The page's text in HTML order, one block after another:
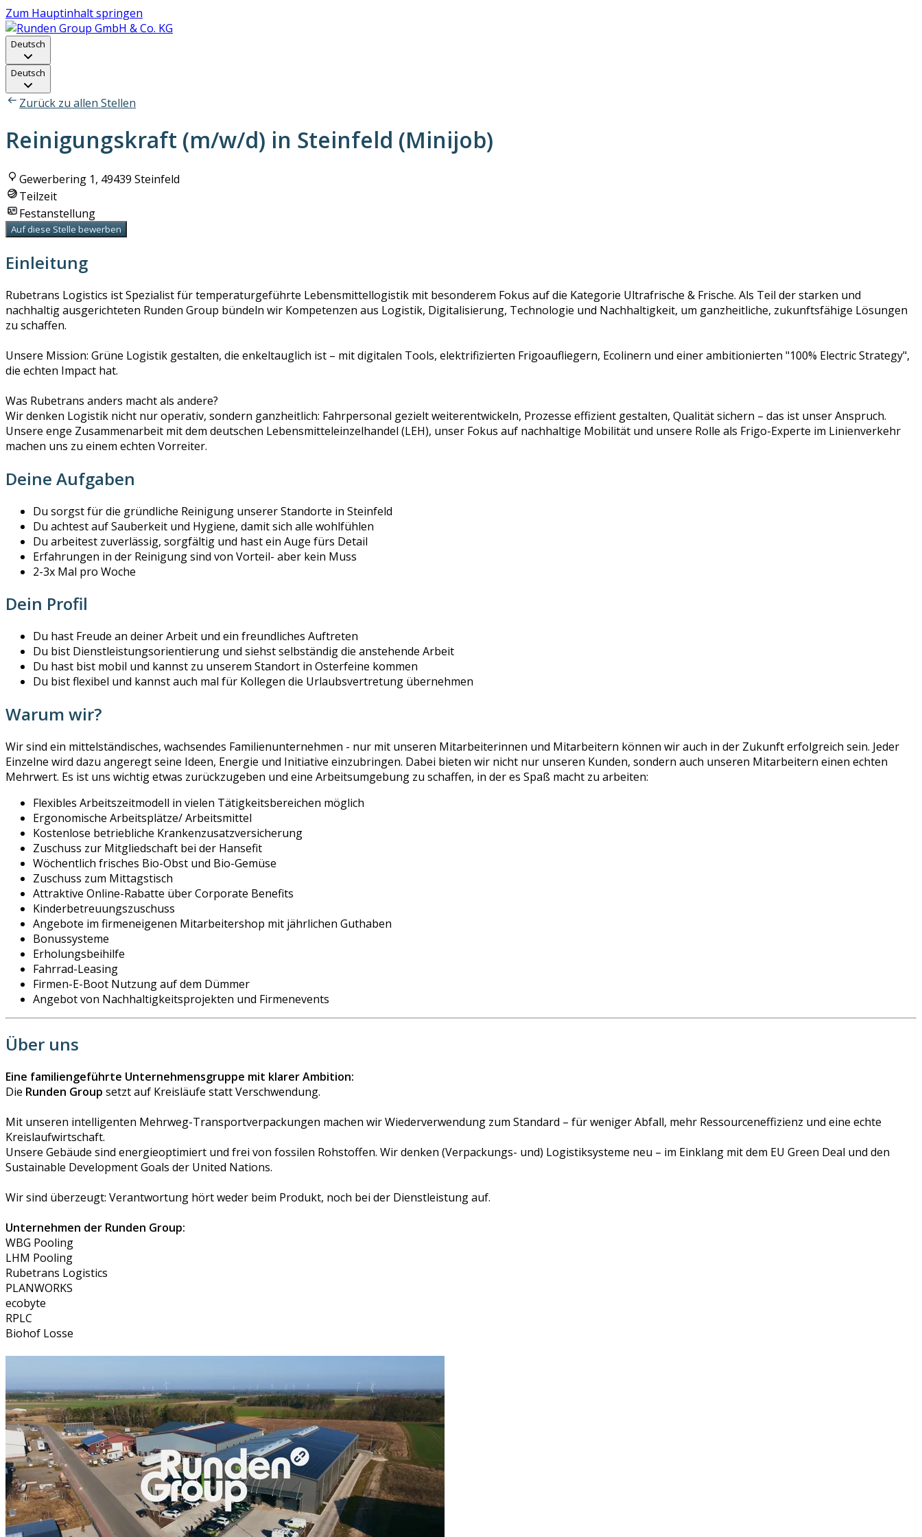
Zum Hauptinhalt springen
Deutsch
Deutsch
Zurück zu allen Stellen
Reinigungskraft (m/w/d) in Steinfeld (Minijob)
Gewerbering 1, 49439 Steinfeld
Teilzeit
Festanstellung
Auf diese Stelle bewerben
Einleitung
Rubetrans Logistics ist Spezialist für temperaturgeführte Lebensmittellogistik mit besonderem Fokus auf die Kategorie Ultrafrische & Frische. Als Teil der starken und
nachhaltig ausgerichteten Runden Group bündeln wir Kompetenzen aus Logistik, Digitalisierung, Technologie und Nachhaltigkeit, um ganzheitliche, zukunftsfähige Lösungen
zu schaffen.
Unsere Mission: Grüne Logistik gestalten, die enkeltauglich ist – mit digitalen Tools, elektrifizierten Frigoaufliegern, Ecolinern und einer ambitionierten "100% Electric Strategy",
die echten Impact hat.
Was Rubetrans anders macht als andere?
Wir denken Logistik nicht nur operativ, sondern ganzheitlich: Fahrpersonal gezielt weiterentwickeln, Prozesse effizient gestalten, Qualität sichern – das ist unser Anspruch.
Unsere enge Zusammenarbeit mit dem deutschen Lebensmitteleinzelhandel (LEH), unser Fokus auf nachhaltige Mobilität und unsere Rolle als Frigo-Experte im Linienverkehr
machen uns zu einem echten Vorreiter.
Deine Aufgaben
Du sorgst für die gründliche Reinigung unserer Standorte in Steinfeld
Du achtest auf Sauberkeit und Hygiene, damit sich alle wohlfühlen
Du arbeitest zuverlässig, sorgfältig und hast ein Auge fürs Detail
Erfahrungen in der Reinigung sind von Vorteil- aber kein Muss
2-3x Mal pro Woche
Dein Profil
Du hast Freude an deiner Arbeit und ein freundliches Auftreten
Du bist Dienstleistungsorientierung und siehst selbständig die anstehende Arbeit
Du hast bist mobil und kannst zu unserem Standort in Osterfeine kommen
Du bist flexibel und kannst auch mal für Kollegen die Urlaubsvertretung übernehmen
Warum wir?
Wir sind ein mittelständisches, wachsendes Familienunternehmen - nur mit unseren Mitarbeiterinnen und Mitarbeitern können wir auch in der Zukunft erfolgreich sein. Jeder
Einzelne wird dazu angeregt seine Ideen, Energie und Initiative einzubringen. Dabei bieten wir nicht nur unseren Kunden, sondern auch unseren Mitarbeitern einen echten
Mehrwert. Es ist uns wichtig etwas zurückzugeben und eine Arbeitsumgebung zu schaffen, in der es Spaß macht zu arbeiten:
Flexibles Arbeitszeitmodell in vielen Tätigkeitsbereichen möglich
Ergonomische Arbeitsplätze/ Arbeitsmittel
Kostenlose betriebliche Krankenzusatzversicherung
Zuschuss zur Mitgliedschaft bei der Hansefit
Wöchentlich frisches Bio-Obst und Bio-Gemüse
Zuschuss zum Mittagstisch
Attraktive Online-Rabatte über Corporate Benefits
Kinderbetreuungszuschuss
Angebote im firmeneigenen Mitarbeitershop mit jährlichen Guthaben
Bonussysteme
Erholungsbeihilfe
Fahrrad-Leasing
Firmen-E-Boot Nutzung auf dem Dümmer
Angebot von Nachhaltigkeitsprojekten und Firmenevents
Über uns
Eine familiengeführte Unternehmensgruppe mit klarer Ambition:
Die Runden Group setzt auf Kreisläufe statt Verschwendung.
Mit unseren intelligenten Mehrweg-Transportverpackungen machen wir Wiederverwendung zum Standard – für weniger Abfall, mehr Ressourceneffizienz und eine echte
Kreislaufwirtschaft.
Unsere Gebäude sind energieoptimiert und frei von fossilen Rohstoffen. Wir denken (Verpackungs- und) Logistiksysteme neu – im Einklang mit dem EU Green Deal und den
Sustainable Development Goals der United Nations.
Wir sind überzeugt: Verantwortung hört weder beim Produkt, noch bei der Dienstleistung auf.
Unternehmen der Runden Group:
WBG Pooling
LHM Pooling
Rubetrans Logistics
PLANWORKS
ecobyte
RPLC
Biohof Losse